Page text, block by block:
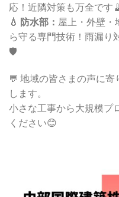
応！近隣対策も万全です
💧 防水部： 屋上・外壁・
ら守る専門技術！雨漏り
🛡️
💬 地域の皆さまの声に
します。
小さな工事から大規模プ
ください😊